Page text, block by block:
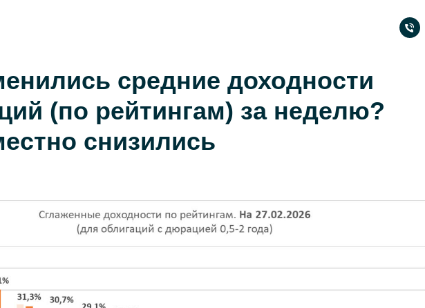
средние доходности
(по рейтингам) за неделю?
снизились